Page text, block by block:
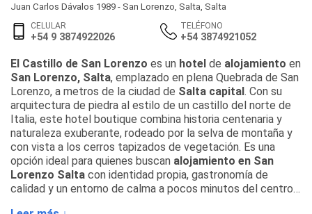
Juan Carlos Dávalos 1989 - San Lorenzo Salta Salta
CELULAR
+54 9 3874922026
TELÉFONO
+54 3874921052
El Castillo de San Lorenzo es un hotel de alojamiento en
San Lorenzo, Salta, emplazado en plena Quebrada de San
Lorenzo, a metros de la ciudad de Salta capital. Con su
arquitectura de piedra al estilo de un castillo del norte de
Italia, este hotel boutique combina historia centenaria y
naturaleza exuberante, rodeado por la selva de montaña y
con vista a los cerros tapizados de vegetación. Es una
opción ideal para quienes buscan alojamiento en San
Lorenzo Salta con identidad propia, gastronomía de
calidad y un entorno de calma a pocos minutos del centro